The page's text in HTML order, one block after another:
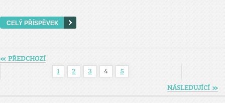
CELÝ PŘÍSPĚVEK
« PŘEDCHOZÍ
1
2 3 4 5
NÁSLEDUJÍCÍ »